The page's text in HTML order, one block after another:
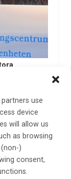
use
device
will allow us
as browsing
)
consent,
800 000 kr
22 jun 2023